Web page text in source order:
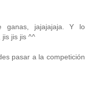
ganas, jajajajaja. Y lo
jis jis ^^
pasar a la competición